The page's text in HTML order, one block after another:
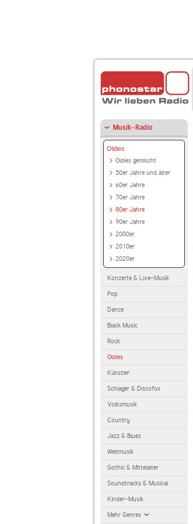
Musik-Radio
Oldies
Oldies gemischt
50er Jahre und älter
60er Jahre
70er Jahre
80er Jahre
90er Jahre
2000er
2010er
2020er
Konzerte & Live-Musik
Pop
Dance
Black Music
Rock
Oldies
Künstler
Schlager & Discofox
Volksmusik
Country
Jazz & Blues
Weltmusik
Gothic & Mittelalter
Soundtracks & Musical
Kinder-Musik
Mehr Genres